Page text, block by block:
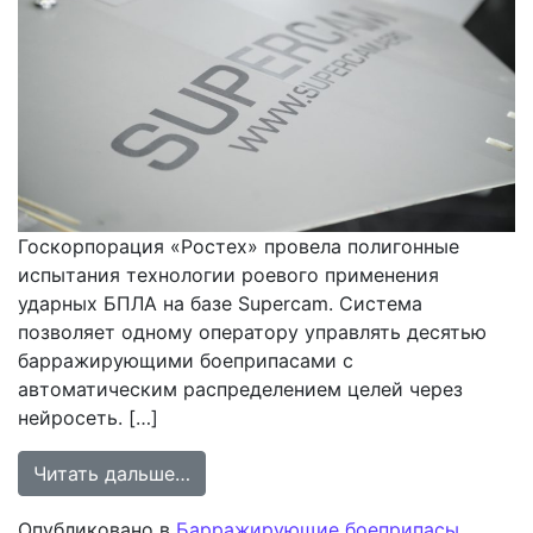
Госкорпорация «Ростех» провела полигонные
испытания технологии роевого применения
ударных БПЛА на базе Supercam. Система
позволяет одному оператору управлять десятью
барражирующими боеприпасами с
автоматическим распределением целей через
нейросеть. […]
Читать дальше…